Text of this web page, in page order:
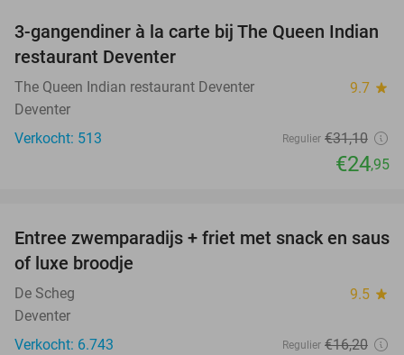
20%
3-gangendiner à la carte bij The Queen Indian
restaurant Deventer
The Queen Indian restaurant Deventer 9.7 star
Deventer
Verkocht: 513
Regulier €31,10
€24,95
20%
Entree zwemparadijs + friet met snack en saus
of luxe broodje
De Scheg 9.5 star
Deventer
Verkocht: 6.743
Regulier €16,20